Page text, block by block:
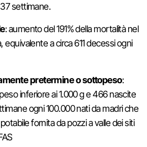
settimane.
: aumento del 191% della mortalità nel
equivalente a circa 611 decessi ogni
pretermine o sottopeso:
inferiore ai 1.000 g e 466 nascite
ogni 100.000 nati da madri che
fornita da pozzi a valle dei siti